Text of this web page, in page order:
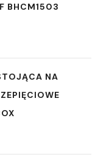
BHCM1503
NA